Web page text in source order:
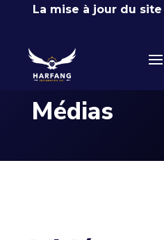
La mise à jour du
Médias